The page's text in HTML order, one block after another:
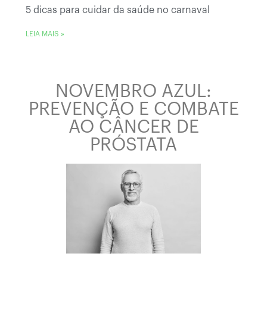
5 dicas para cuidar da saúde no carnaval
LEIA MAIS »
NOVEMBRO AZUL:
PREVENÇÃO E COMBATE
AO CÂNCER DE
PRÓSTATA